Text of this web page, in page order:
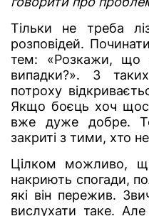
Тільки не треба
розповідей.
тем: «Розкажи, що
випадки?». З
потроху
Якщо боєць хоч
вже дуже добре.
закриті з тими, хто
Цілком можливо,
накриють спогади,
які він пережив.
вислухати таке. Але